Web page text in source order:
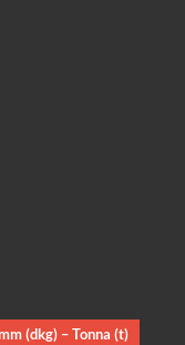
(dkg) – Tonna (t)